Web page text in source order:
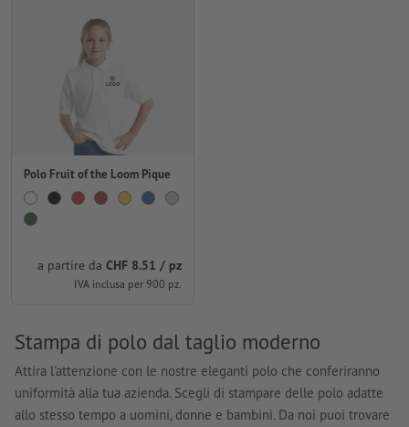
Polo Fruit of the Loom Pique
a partire da CHF 8.51 / pz
IVA inclusa per 900 pz.
Stampa di polo dal taglio moderno
Attira l'attenzione con le nostre eleganti polo che conferiranno
uniformità alla tua azienda. Scegli di stampare delle polo adatte
allo stesso tempo a uomini, donne e bambini. Da noi puoi trovare